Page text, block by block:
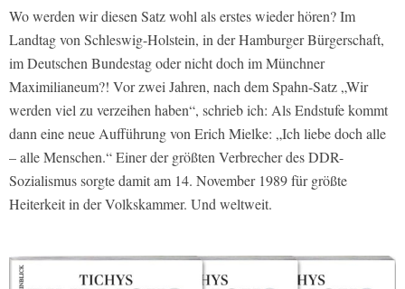
Wo werden wir diesen Satz wohl als erstes wieder hören? Im
Landtag von Schleswig-Holstein, in der Hamburger Bürgerschaft,
im Deutschen Bundestag oder nicht doch im Münchner
Maximilianeum?! Vor zwei Jahren, nach dem Spahn-Satz „Wir
werden viel zu verzeihen haben“, schrieb ich: Als Endstufe kommt
dann eine neue Aufführung von Erich Mielke: „Ich liebe doch alle
– alle Menschen.“ Einer der größten Verbrecher des DDR-
Sozialismus sorgte damit am 14. November 1989 für größte
Heiterkeit in der Volkskammer. Und weltweit.